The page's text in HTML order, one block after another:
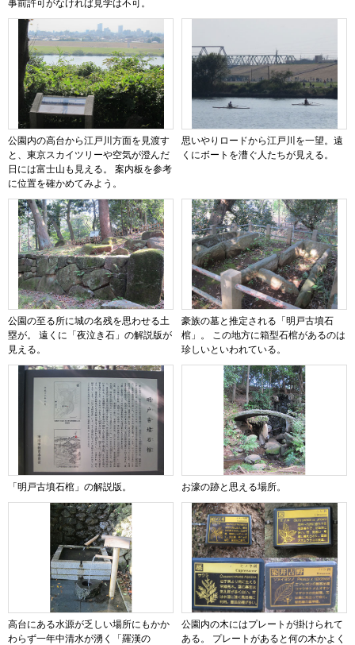
事前許可がなければ見学は不可。
公園内の高台から江戸川方面を見渡す
と、東京スカイツリーや空気が澄んだ
日には富士山も見える。 案内板を参考
に位置を確かめてみよう。
思いやりロードから江戸川を一望。遠
くにボートを漕ぐ人たちが見える。
公園の至る所に城の名残を思わせる土
塁が。 遠くに「夜泣き石」の解説版が
見える。
豪族の墓と推定される「明戸古墳石
棺」。 この地方に箱型石棺があるのは
珍しいといわれている。
「明戸古墳石棺」の解説版。 お濠の跡と思える場所。
高台にある水源が乏しい場所にもかか
わらず一年中清水が湧く「羅漢の
公園内の木にはプレートが掛けられて
ある。 プレートがあると何の木かよく